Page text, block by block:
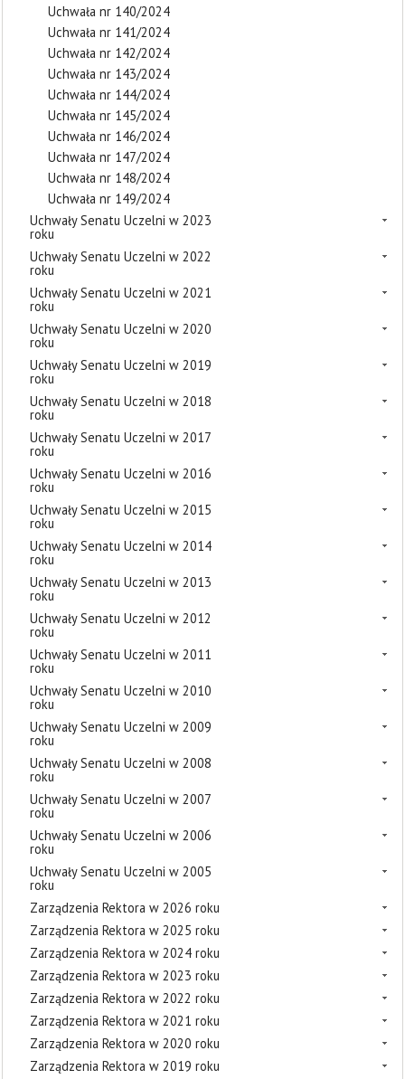
Uchwała nr 140/2024
Uchwała nr 141/2024
Uchwała nr 142/2024
Uchwała nr 143/2024
Uchwała nr 144/2024
Uchwała nr 145/2024
Uchwała nr 146/2024
Uchwała nr 147/2024
Uchwała nr 148/2024
Uchwała nr 149/2024
Uchwały Senatu Uczelni w 2023
roku
Uchwały Senatu Uczelni w 2022
roku
Uchwały Senatu Uczelni w 2021
roku
Uchwały Senatu Uczelni w 2020
roku
Uchwały Senatu Uczelni w 2019
roku
Uchwały Senatu Uczelni w 2018
roku
Uchwały Senatu Uczelni w 2017
roku
Uchwały Senatu Uczelni w 2016
roku
Uchwały Senatu Uczelni w 2015
roku
Uchwały Senatu Uczelni w 2014
roku
Uchwały Senatu Uczelni w 2013
roku
Uchwały Senatu Uczelni w 2012
roku
Uchwały Senatu Uczelni w 2011
roku
Uchwały Senatu Uczelni w 2010
roku
Uchwały Senatu Uczelni w 2009
roku
Uchwały Senatu Uczelni w 2008
roku
Uchwały Senatu Uczelni w 2007
roku
Uchwały Senatu Uczelni w 2006
roku
Uchwały Senatu Uczelni w 2005
roku
Zarządzenia Rektora w 2026 roku
Zarządzenia Rektora w 2025 roku
Zarządzenia Rektora w 2024 roku
Zarządzenia Rektora w 2023 roku
Zarządzenia Rektora w 2022 roku
Zarządzenia Rektora w 2021 roku
Zarządzenia Rektora w 2020 roku
Zarządzenia Rektora w 2019 roku